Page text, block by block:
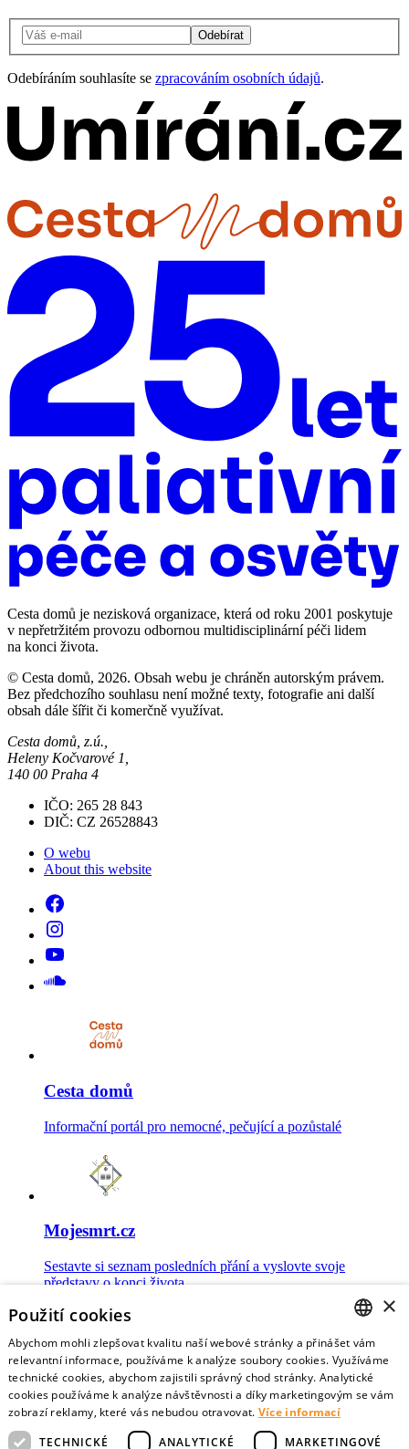
Odebírat
Odebíráním souhlasíte se zpracováním osobních údajů.
Cesta domů je nezisková organizace, která od roku 2001 poskytuje
v nepřetržitém provozu odbornou multidisciplinární péči lidem
na konci života.
© Cesta domů, 2026. Obsah webu je chráněn autorským právem.
Bez předchozího souhlasu není možné texty, fotografie ani další
obsah dále šířit či komerčně využívat.
Cesta domů, z.ú.,
Heleny Kočvarové 1,
140 00 Praha 4
IČO: 265 28 843
DIČ: CZ 26528843
O webu
About this website
Cesta domů
Informační portál pro nemocné, pečující a pozůstalé
Mojesmrt.cz
Sestavte si seznam posledních přání a vyslovte svoje
představy o konci života
Data o umírání
Nejnovější data o postojích veřejnosti a zdravotníků k umírání
CZECH
ENGLISH
×
Použití cookies
Abychom mohli zlepšovat kvalitu naší webové stránky a přinášet vám
relevantní informace, používáme k analýze soubory cookies. Využíváme
technické cookies, abychom zajistili správný chod stránky. Analytické
cookies používáme k analýze návštěvnosti a díky marketingovým se vám
zobrazí reklamy, které vás nebudou otravovat. Více informací
TECHNICKÉ
ANALYTICKÉ MARKETINGOVÉ